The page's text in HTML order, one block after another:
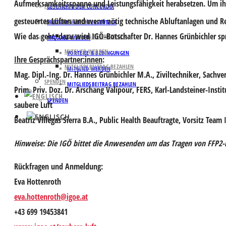
GESCHICHTE DER CONCORDIA
PARTNER UND UNTERSTÜTZER
MITGLIED WERDEN
VORTEILE & BEDINGUNGEN
MITGLIED WERDEN
MITGLIEDSBEITRAG BEZAHLEN
SPENDEN
PARTNER UND UNTERSTÜTZER
MITGLIED WERDEN
VORTEILE & BEDINGUNGEN
MITGLIED WERDEN
MITGLIEDSBEITRAG BEZAHLEN
SPENDEN
Aufmerksamkeitsspanne und Leistungsfähigkeit herabsetzen. Um
gesteuertes Lüften und wenn nötig technische Abluftanlagen und
Wie das geht, dazu wird IGÖ-Botschafter Dr. Hannes Grünbichler
Ihre Gesprächspartner:innen:
Mag. Dipl.-Ing. Dr. Hannes Grünbichler M.A.,Ziviltechniker,
Prim. Priv. Doz. Dr. Arschang Valipour, FERS, Karl-Landsteiner-
saubere Luft
Beatriz Villegas Sierra B.A., Public Health Beauftragte, Vorsitz
Hinweise:Die IGÖ bittet die Anwesenden um das Tragen von
Rückfragen und Anmeldung:
Eva Hottenroth
eva.hottenroth@igoe.at
+43 699 19453841